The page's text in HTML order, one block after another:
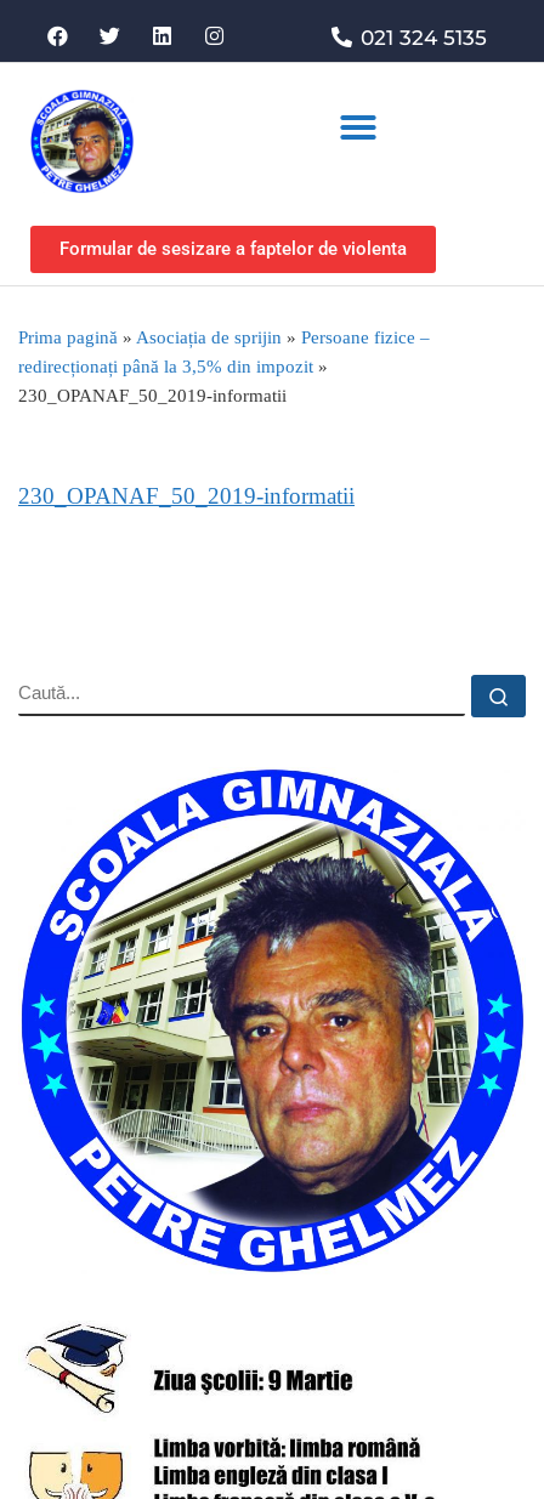
021 324 5135
Formular de sesizare a faptelor de violenta
Prima pagină » Asociația de sprijin » Persoane fizice –
redirecționați până la 3,5% din impozit »
230_OPANAF_50_2019-informatii
230_OPANAF_50_2019-informatii